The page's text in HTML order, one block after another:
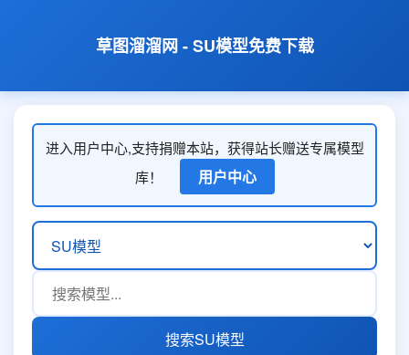
草图溜溜网 - SU模型免费下载
进入用户中心,支持捐赠本站，获得站长赠送专属模型
库！
用户中心
搜索SU模型